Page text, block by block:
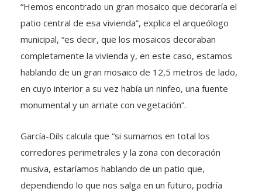
“Hemos encontrado un gran mosaico que decoraría el
patio central de esa vivienda”, explica el arqueólogo
municipal, “es decir, que los mosaicos decoraban
completamente la vivienda y, en este caso, estamos
hablando de un gran mosaico de 12,5 metros de lado,
en cuyo interior a su vez había un ninfeo, una fuente
monumental y un arriate con vegetación”.
García-Dils calcula que “si sumamos en total los
corredores perimetrales y la zona con decoración
musiva, estaríamos hablando de un patio que,
dependiendo lo que nos salga en un futuro, podría